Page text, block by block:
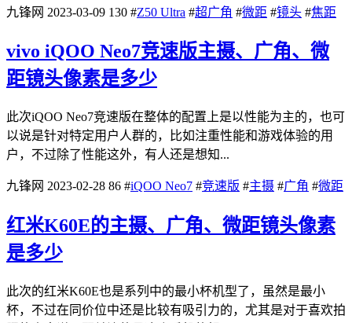
九锋网 2023-03-09 130 #Z50 Ultra #超广角 #微距 #镜头 #焦距
vivo iQOO Neo7竞速版主摄、广角、微
距镜头像素是多少
此次iQOO Neo7竞速版在整体的配置上是以性能为主的，也可
以说是针对特定用户人群的，比如注重性能和游戏体验的用
户，不过除了性能这外，有人还是想知...
九锋网 2023-02-28 86 #iQOO Neo7 #竞速版 #主摄 #广角 #微距
红米K60E的主摄、广角、微距镜头像素
是多少
此次的红米K60E也是系列中的最小杯机型了，虽然是最小
杯，不过在同价位中还是比较有吸引力的，尤其是对于喜欢拍